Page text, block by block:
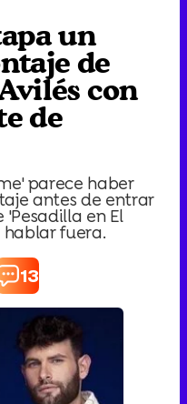
un
de
con
de
parece haber
antes de entrar
en El
hablar fuera.
13